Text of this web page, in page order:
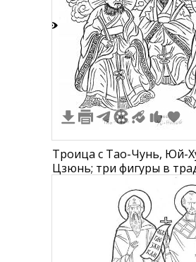
Троица с Тао-Чунь, Юй-
Цзюнь; три фигуры в
одеждах с нимбами, все
фоне облаков, подписи